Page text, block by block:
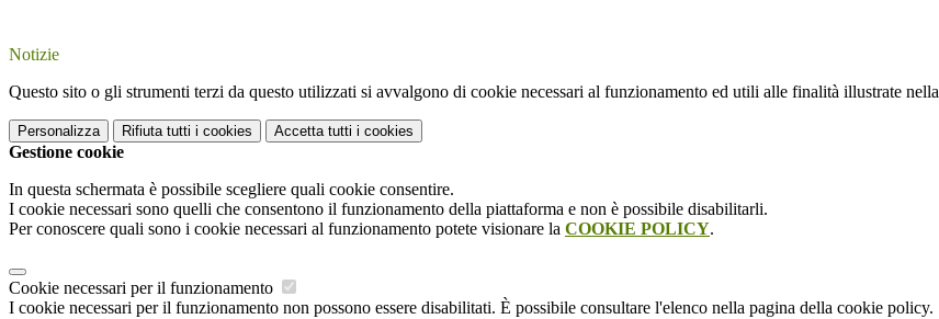
Notizie
Questo sito o gli strumenti terzi da questo utilizzati si avvalgono di cookie necessari al funzionamento ed utili alle finalità illustrate nella
Personalizza Rifiuta tutti i cookies Accetta tutti i cookies
Gestione cookie
In questa schermata è possibile scegliere quali cookie consentire.
I cookie necessari sono quelli che consentono il funzionamento della piattaforma e non è possibile disabilitarli.
Per conoscere quali sono i cookie necessari al funzionamento potete visionare la COOKIE POLICY.
Cookie necessari per il funzionamento
I cookie necessari per il funzionamento non possono essere disabilitati. È possibile consultare l'elenco nella pagina della cookie policy.